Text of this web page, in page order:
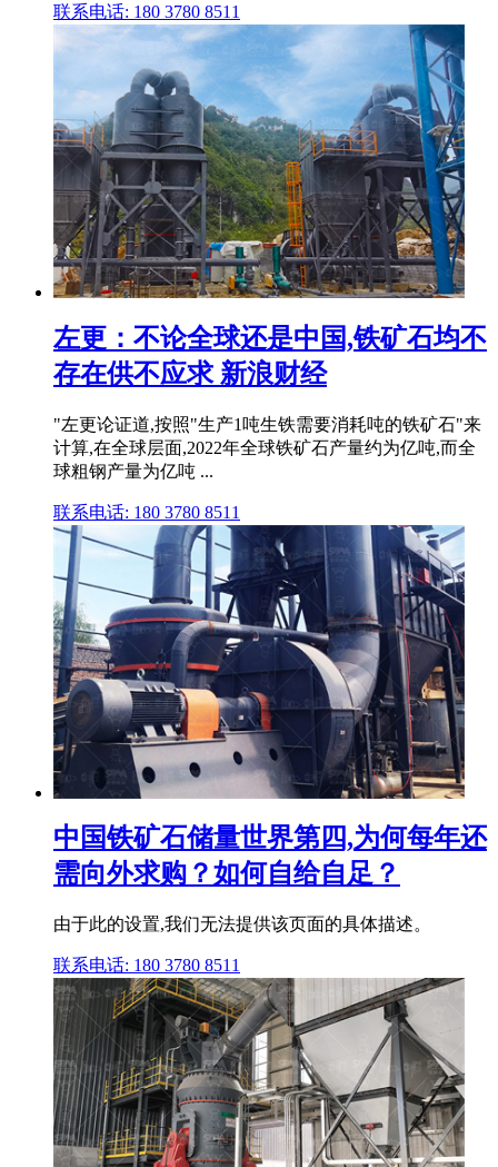
联系电话: 180 3780 8511
左更：不论全球还是中国,铁矿石均不
存在供不应求 新浪财经
"左更论证道,按照"生产1吨生铁需要消耗吨的铁矿石"来
计算,在全球层面,2022年全球铁矿石产量约为亿吨,而全
球粗钢产量为亿吨 ...
联系电话: 180 3780 8511
中国铁矿石储量世界第四,为何每年还
需向外求购？如何自给自足？
由于此的设置,我们无法提供该页面的具体描述。
联系电话: 180 3780 8511